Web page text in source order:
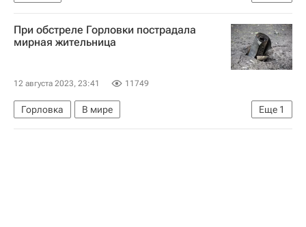
Чемпионат Франции по футболу (Лига 1)
Лорьян
Пари Сен-Жермен (ПСЖ)
Милан Шкриньяр
Кан
При обстреле Горловки пострадала
мирная жительница
12 августа 2023, 23:41 11749
Еще 1
Горловка
В мире
Специальная военная операция на Украине